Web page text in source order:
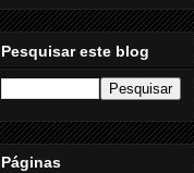
Pesquisar este blog
Páginas